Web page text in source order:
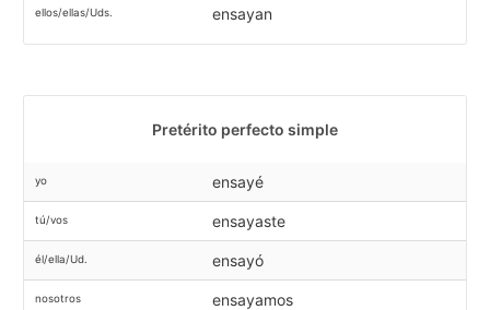
ellos/ellas/Uds. ensayan
Pretérito perfecto simple
yo ensayé
tú/vos ensayaste
él/ella/Ud. ensayó
nosotros ensayamos